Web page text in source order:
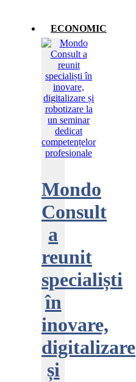
ECONOMIC
Mondo
Consult
a
reunit
specialiști
în
inovare,
digitalizare
și